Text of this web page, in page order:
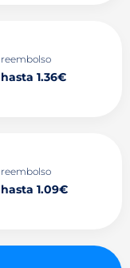
reembolso
hasta 1.36€
reembolso
hasta 1.09€